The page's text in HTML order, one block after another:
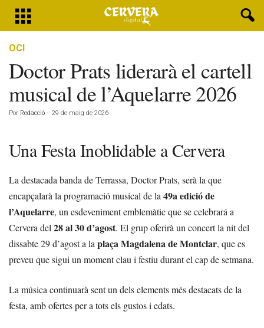
OCI
Doctor Prats liderarà el cartell
musical de l’Aquelarre 2026
Por Redacció - 29 de maig de 2026
Una Festa Inoblidable a Cervera
La destacada banda de Terrassa, Doctor Prats, serà la que
encapçalarà la programació musical de la 49a edició de
l’Aquelarre, un esdeveniment emblemàtic que se celebrará a
Cervera del 28 al 30 d’agost. El grup oferirà un concert la nit del
dissabte 29 d’agost a la plaça Magdalena de Montclar, que es
preveu que sigui un moment clau i festiu durant el cap de setmana.
La música continuarà sent un dels elements més destacats de la
festa, amb ofertes per a tots els gustos i edats.